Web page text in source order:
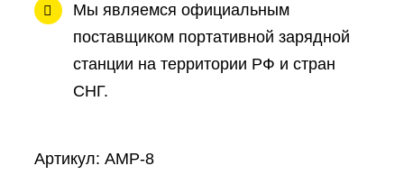
Мы являемся официальным
поставщиком портативной зарядной
станции на территории РФ и стран
СНГ.
Артикул: AMP-8